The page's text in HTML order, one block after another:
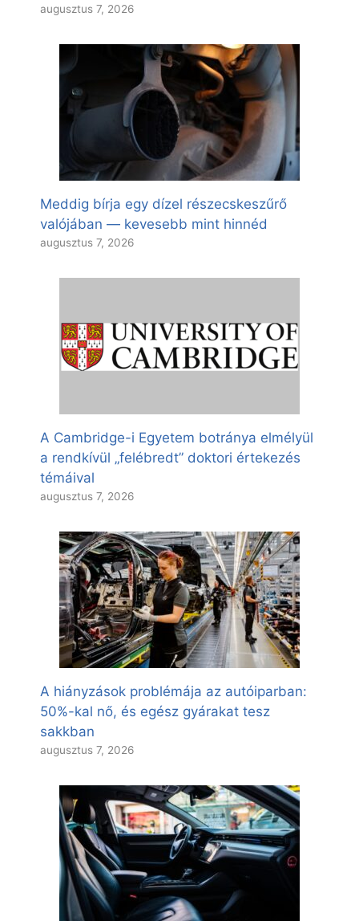
augusztus 7, 2026
Meddig bírja egy dízel részecskeszűrő
valójában — kevesebb mint hinnéd
augusztus 7, 2026
A Cambridge-i Egyetem botránya elmélyül
a rendkívül „felébredt” doktori értekezés
témáival
augusztus 7, 2026
A hiányzások problémája az autóiparban:
50%-kal nő, és egész gyárakat tesz
sakkban
augusztus 7, 2026